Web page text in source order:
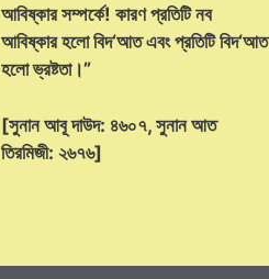
আবিষ্কার সম্পর্কে! কারণ প্রতিটি নব
আবিষ্কার হলো বিদ‘আত এবং প্রতিটি বিদ‘আত
হলো ভ্রষ্টতা।”
[সুনান আবূ দাউদ: ৪৬০৭, সুনান আত
তিরমিজী: ২৬৭৬]